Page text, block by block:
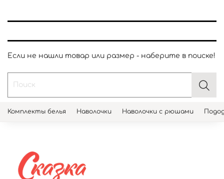
Если не нашли товар или размер - наберите в поиске!
Комплекты белья Наволочки Наволочки с рюшами